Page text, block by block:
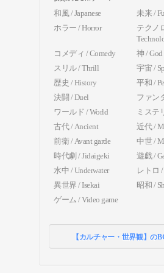
和風 / Japanese
未来 /
ホラー / Horror
テクノ
コメディ / Comedy
神 / God
スリル / Thrill
宇宙 /
歴史 / History
平和 /
決闘 / Duel
ファン
ワールド / World
ミステ
古代 / Ancient
近代 /
前衛 / Avant garde
中世 /
時代劇 / Jidaigeki
遊戯 /
水中 / Underwater
レトロ /
異世界 / Isekai
昭和 /
ゲーム / Video game
【カルチャー・世界観】の